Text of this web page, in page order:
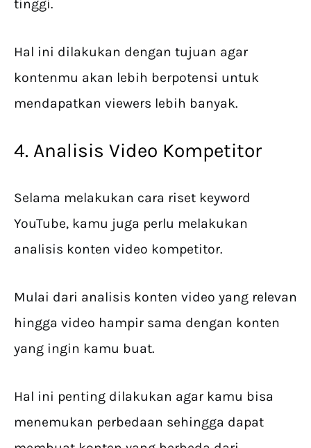
tinggi.
Hal ini dilakukan dengan tujuan agar
kontenmu akan lebih berpotensi untuk
mendapatkan viewers lebih banyak.
4. Analisis Video Kompetitor
Selama melakukan cara riset keyword
YouTube, kamu juga perlu melakukan
analisis konten video kompetitor.
Mulai dari analisis konten video yang relevan
hingga video hampir sama dengan konten
yang ingin kamu buat.
Hal ini penting dilakukan agar kamu bisa
menemukan perbedaan sehingga dapat